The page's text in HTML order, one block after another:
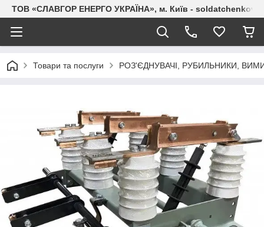
ТОВ «СЛАВГОР ЕНЕРГО УКРАЇНА», м. Київ -
Товари та послуги РОЗ'ЄДНУВАЧІ, РУБИЛЬНИКИ,